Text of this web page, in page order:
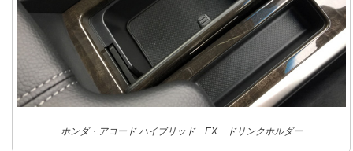
ホンダ・アコード ハイブリッド EX ドリンクホルダー